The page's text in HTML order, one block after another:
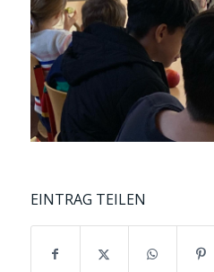
EINTRAG TEILEN